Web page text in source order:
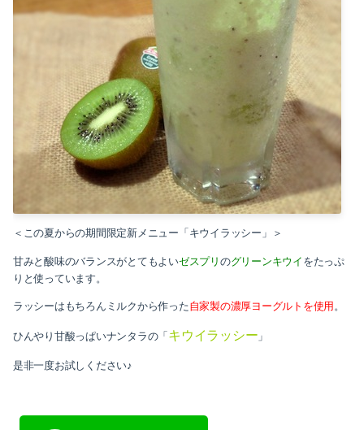
2019-07（1）
2019-06（1）
2019-04（1）
2019-01（1）
2018-10（1）
＜この夏からの期間限定新メニュー「キウイラッシー」＞
甘みと酸味のバランスがとてもよいゼスプリ のグリーンキウイ をたっぷ
りと使っています。
ラッシーはもちろんミルクから作った自家製の濃厚ヨーグルトを使用 。
ひんやり甘酸っぱいナンタラの「 キウイラッシー 」
是非一度お試しください♪